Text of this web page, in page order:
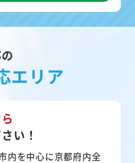
エリア
い！
内を中心に京都府内全